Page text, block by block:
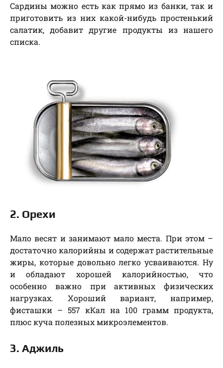
Сардины можно есть как прямо из банки, так и
приготовить из них какой-нибудь простенький
салатик, добавит другие продукты из нашего
списка.
2. Орехи
Мало весят и занимают мало места. При этом –
достаточно калорийны и содержат растительные
жиры, которые довольно легко усваиваются. Ну
и обладают хорошей калорийностью, что
особенно важно при активных физических
нагрузках. Хороший вариант, например,
фисташки – 557 кКал на 100 грамм продукта,
плюс куча полезных микроэлементов.
3. Аджиль